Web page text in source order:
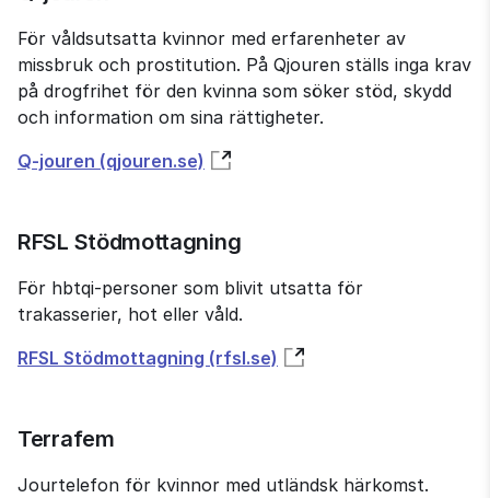
För vålds­utsatta kvinnor med erfarenheter av
missbruk och prostitution. På Qjouren ställs inga krav
på drog­frihet för den kvinna som söker stöd, skydd
och information om sina rättigheter.
Q-jouren (qjouren.se)
RFSL Stödmottagning
För hbtqi‑personer som blivit utsatta för
trakasserier, hot eller våld.
RFSL Stödmottagning (rfsl.se)
Terrafem
Jourtelefon för kvinnor med utländsk härkomst.